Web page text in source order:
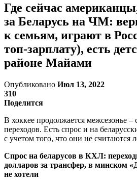
Где сейчас
за Беларусь на ЧМ:
к семьям, играют в
топ-зарплату), есть
районе Майами
Опубликовано Июл 13, 2022
310
Поделится
В хоккее продолжается межсезонье –
переходов. Есть спрос и на
с учетом того, что они не считаются
Спрос на беларусов в КХЛ:
долларов за трансфер, в минском
не хотели